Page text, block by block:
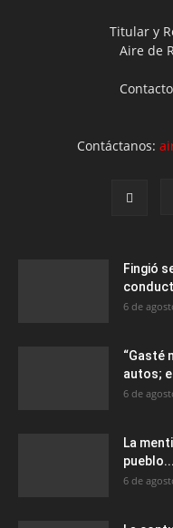
Titular y
Aire de
Contáctanos:
Fingió
6 de
“Gasté
autos;
6 de
La
pueblo...
6 de